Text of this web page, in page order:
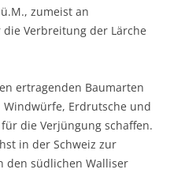
zumeist an
Verbreitung der Lärche
ertragenden Baumarten
Erdrutsche und
die Verjüngung schaffen.
in der Schweiz zur
den südlichen Walliser